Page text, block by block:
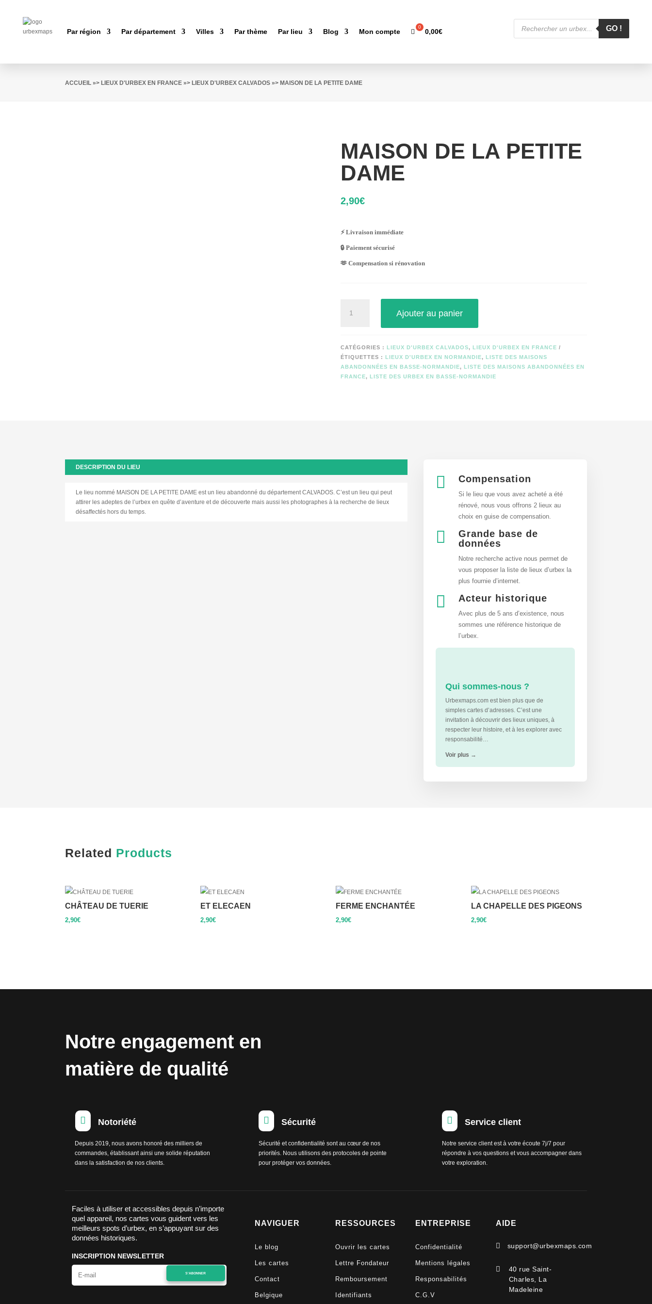
Par région Par département Villes Par thème Par lieu Blog Mon compte 0,00€
Recherche
produits
GO !
ACCUEIL »>LIEUX D'URBEX EN FRANCE »>LIEUX D'URBEX CALVADOS »> MAISON DE LA PETITE DAME
MAISON DE LA PETITE
DAME
2,90€
⚡ Livraison immédiate
🔒 Paiement sécurisé
🫶 Compensation si rénovation
PETITE
DAME
Ajouter au panier
CATÉGORIES : LIEUX D'URBEX CALVADOS, LIEUX D'URBEX EN FRANCE
ÉTIQUETTES : LIEUX D'URBEX EN NORMANDIE, LISTE DES MAISONS
ABANDONNÉES EN BASSE-NORMANDIE, LISTE DES MAISONS ABANDONNÉES EN
FRANCE, LISTE DES URBEX EN BASSE-NORMANDIE
DESCRIPTION DU LIEU
Le lieu nommé MAISON DE LA PETITE DAME est un lieu abandonné du département CALVADOS. C’est un lieu qui peut
attirer les adeptes de l’urbex en quête d’aventure et de découverte mais aussi les photographes à la recherche de lieux
désaffectés hors du temps.
 Compensation
Si le lieu que vous avez acheté a été
rénové, nous vous offrons 2 lieux au
choix en guise de compensation.

Grande base de
données
Notre recherche active nous permet de
vous proposer la liste de lieux d’urbex la
plus fournie d’internet.
 Acteur historique
Avec plus de 5 ans d’existence, nous
sommes une référence historique de
l’urbex.
Qui sommes-nous ?
Urbexmaps.com est bien plus que de
simples cartes d’adresses. C’est une
invitation à découvrir des lieux uniques, à
respecter leur histoire, et à les explorer avec
responsabilité…
Voir plus →
Related Products
CHÂTEAU DE TUERIE
2,90€
ET ELECAEN
2,90€
FERME ENCHANTÉE
2,90€
LA CHAPELLE DES PIGEONS
2,90€
Notre engagement en
matière de qualité
 Notoriété
Depuis 2019, nous avons honoré des milliers de
commandes, établissant ainsi une solide réputation
dans la satisfaction de nos clients.
 Sécurité
Sécurité et confidentialité sont au cœur de nos
priorités. Nous utilisons des protocoles de pointe
pour protéger vos données.
 Service client
Notre service client est à votre écoute 7j/7 pour
répondre à vos questions et vous accompagner dans
votre exploration.
Faciles à utiliser et accessibles depuis n’importe
quel appareil, nos cartes vous guident vers les
meilleurs spots d’urbex, en s’appuyant sur des
données historiques.
INSCRIPTION NEWSLETTER
S'ABONNER
NAVIGUER
Le blog
Les cartes
Contact
Belgique
RESSOURCES
Ouvrir les cartes
Lettre Fondateur
Remboursement
Identifiants
ENTREPRISE
Confidentialité
Mentions légales
Responsabilités
C.G.V
AIDE
 support@urbexmaps.com

40 rue Saint-
Charles, La
Madeleine